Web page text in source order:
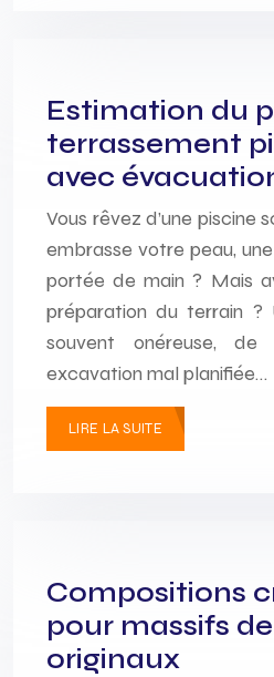
Estimation du
terrassement
avec
Vous rêvez d’une piscine
embrasse votre peau,
portée de main ? Mais
préparation du terrain ?
souvent onéreuse,
excavation mal planifiée…
LIRE LA SUITE
Compositions
pour massifs
originaux